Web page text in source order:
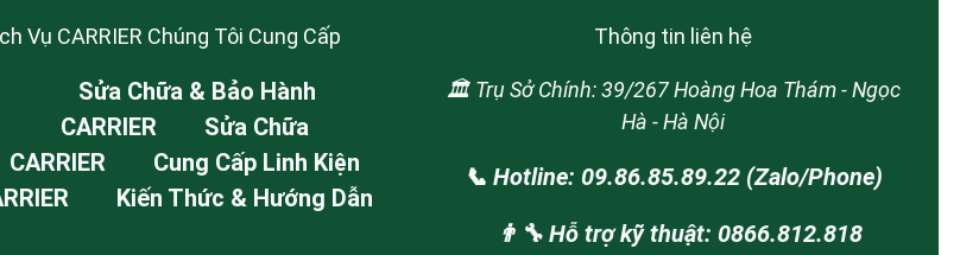
Vụ CARRIER Chúng Tôi Cung Cấp
Sửa Chữa & Bảo Hành
CARRIER
Sửa Chữa
CARRIER
Cung Cấp Linh Kiện
Kiến Thức & Hướng Dẫn
Thông tin liên hệ
🏛️ Trụ Sở Chính: 39/267 Hoàng Hoa Thám - Ngọc
Hà - Hà Nội
📞 Hotline: 09.86.85.89.22 (Zalo/Phone)
👨‍🔧 Hỗ trợ kỹ thuật: 0866.812.818